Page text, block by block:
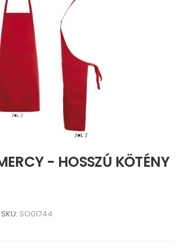
- HOSSZÚ KÖTÉNY
SKU: SO01744